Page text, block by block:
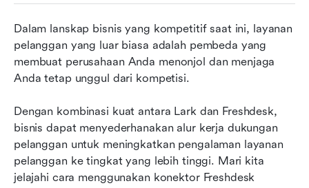
Dalam lanskap bisnis yang kompetitif saat ini, layanan
pelanggan yang luar biasa adalah pembeda yang
membuat perusahaan Anda menonjol dan menjaga
Anda tetap unggul dari kompetisi.
Dengan kombinasi kuat antara Lark dan Freshdesk,
bisnis dapat menyederhanakan alur kerja dukungan
pelanggan untuk meningkatkan pengalaman layanan
pelanggan ke tingkat yang lebih tinggi. Mari kita
jelajahi cara menggunakan konektor Freshdesk
penting?
Tiga cara mengintegrasikan Lark dengan
Freshdesk
Kesimpulan